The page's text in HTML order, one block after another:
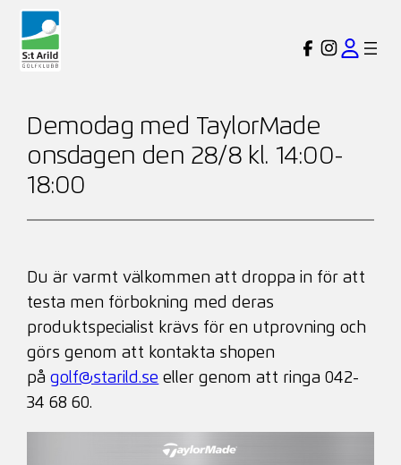
Demodag med TaylorMade
onsdagen den 28/8 kl. 14:00-
18:00
Du är varmt välkommen att droppa in för att
testa men förbokning med deras
produktspecialist krävs för en utprovning och
görs genom att kontakta shopen
pågolf@starild.se eller genom att ringa 042-
34 68 60.